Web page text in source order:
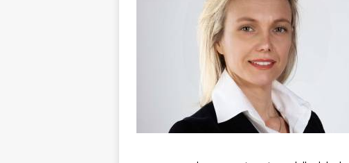
planetario sulla collina di
[ 7 Agosto 2026 ]
Plauso
Polizia Locale